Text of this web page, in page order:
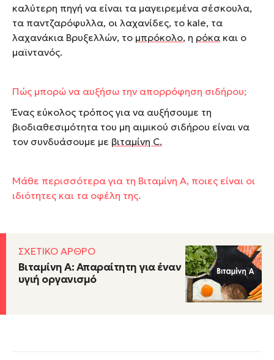
καλύτερη πηγή να είναι τα µαγειρεµένα σέσκουλα,
τα παντζαρόφυλλα, οι λαχανίδες, το kale, τα
λαχανάκια Βρυξελλών, το µπρόκολο, η ρόκα και ο
μαϊντανός.
Πώς μπορώ να αυξήσω την απορρόφηση σιδήρου;
Ένας εύκολος τρόπος για να αυξήσουμε τη
βιοδιαθεσιμότητα του μη αιμικού σιδήρου είναι να
τον συνδυάσουμε με βιταμίνη C.
Μάθε περισσότερα για τη Βιταμίνη Α, ποιες είναι οι
ιδιότητες και τα οφέλη της.
ΣΧΕΤΙΚΟ ΑΡΘΡΟ
Βιταμίνη Α: Απαραίτητη για έναν
υγιή οργανισμό